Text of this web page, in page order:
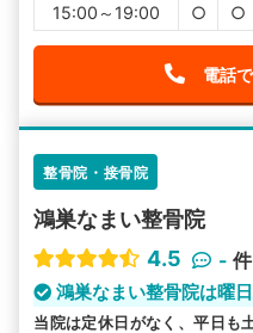
15:00～19:00
○ ○
電話
整骨院・接骨院
鴻巣なまい整骨院
4.5
- 件
鴻巣なまい整骨院は曜
当院は定休日がなく、平日も